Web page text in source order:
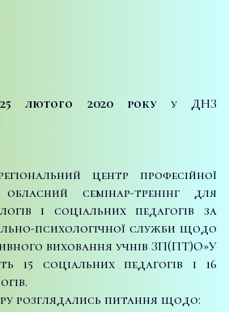
25 лютого 2020 рокуу ДНЗ
центр професійної
семінар-тренінг для
і соціальних педагогів за
психологічної служби щодо
виховання учнів ЗП(ПТ)О»У
15 соціальних педагогів і 16
питання щодо: